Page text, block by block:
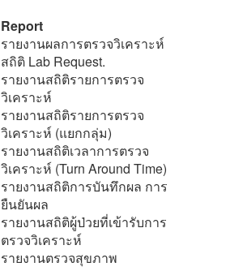
Report
รายงานผลการตรวจวิเคราะห์
สถิติ Lab Request.
รายงานสถิติรายการตรวจ
วิเคราะห์
รายงานสถิติรายการตรวจ
วิเคราะห์ (แยกกลุ่ม)
รายงานสถิติเวลาการตรวจ
วิเคราะห์ (Turn Around Time)
รายงานสถิติการบันทึกผล การ
ยืนยันผล
รายงานสถิติผู้ป่วยที่เข้ารับการ
ตรวจวิเคราะห์
รายงานตรวจสุขภาพ